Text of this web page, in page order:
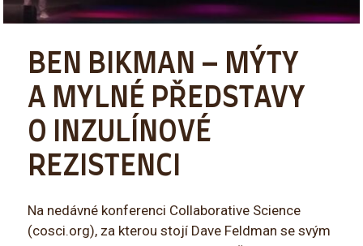
BEN BIKMAN – MÝTY
A MYLNÉ PŘEDSTAVY
O INZULÍNOVÉ
REZISTENCI
Na nedávné konferenci Collaborative Science
(cosci.org), za kterou stojí Dave Feldman se svým